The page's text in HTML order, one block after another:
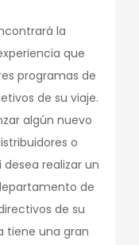
la
que
programas de
de su viaje.
algún nuevo
o
realizar un
de
de su
tiene una gran